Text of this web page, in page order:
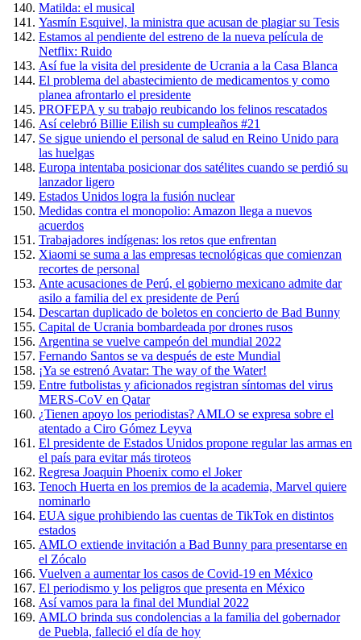
Matilda: el musical
Yasmín Esquivel, la ministra que acusan de plagiar su Tesis
Estamos al pendiente del estreno de la nueva película de
Netflix: Ruido
Así fue la visita del presidente de Ucrania a la Casa Blanca
El problema del abastecimiento de medicamentos y como
planea afrontarlo el presidente
PROFEPA y su trabajo reubicando los felinos rescatados
Así celebró Billie Eilish su cumpleaños #21
Se sigue uniendo el personal de salud en Reino Unido para
las huelgas
Europa intentaba posicionar dos satélites cuando se perdió su
lanzador ligero
Estados Unidos logra la fusión nuclear
Medidas contra el monopolio: Amazon llega a nuevos
acuerdos
Trabajadores indígenas: los retos que enfrentan
Xiaomi se suma a las empresas tecnológicas que comienzan
recortes de personal
Ante acusaciones de Perú, el gobierno mexicano admite dar
asilo a familia del ex presidente de Perú
Descartan duplicado de boletos en concierto de Bad Bunny
Capital de Ucrania bombardeada por drones rusos
Argentina se vuelve campeón del mundial 2022
Fernando Santos se va después de este Mundial
¡Ya se estrenó Avatar: The way of the Water!
Entre futbolistas y aficionados registran síntomas del virus
MERS-CoV en Qatar
¿Tienen apoyo los periodistas? AMLO se expresa sobre el
atentado a Ciro Gómez Leyva
El presidente de Estados Unidos propone regular las armas en
el país para evitar más tiroteos
Regresa Joaquin Phoenix como el Joker
Tenoch Huerta en los premios de la academia, Marvel quiere
nominarlo
EUA sigue prohibiendo las cuentas de TikTok en distintos
estados
AMLO extiende invitación a Bad Bunny para presentarse en
el Zócalo
Vuelven a aumentar los casos de Covid-19 en México
El periodismo y los peligros que presenta en México
Así vamos para la final del Mundial 2022
AMLO brinda sus condolencias a la familia del gobernador
de Puebla, falleció el día de hoy